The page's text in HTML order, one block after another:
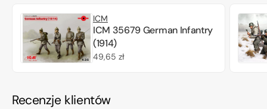
ICM
ICM 35679 German Infantry
(1914)
Cena
49,65 zł
Recenzje klientów